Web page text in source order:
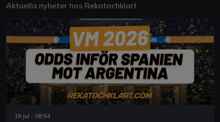
Aktuella nyheter hos Rekatochklart
19 Jul - 08:54